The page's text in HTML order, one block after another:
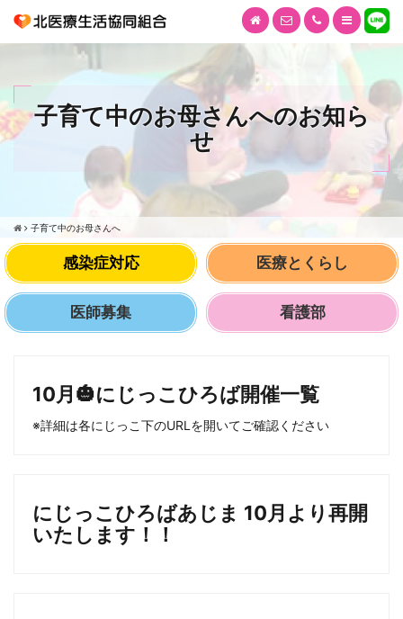
子育て中のお母さんへのお知ら
せ
子育て中のお母さんへ
感染症対応 医療とくらし
医師募集 看護部
10月🎃にじっこひろば開催一覧
※詳細は各にじっこ下のURLを開いてご確認ください
にじっこひろばあじま 10月より再開
いたします！！